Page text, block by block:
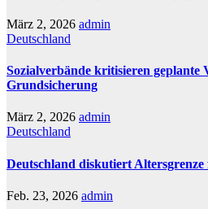
März 2, 2026 admin
Deutschland
Sozialverbände kritisieren geplante
Grundsicherung
März 2, 2026 admin
Deutschland
Deutschland diskutiert Altersgrenze
Feb. 23, 2026 admin